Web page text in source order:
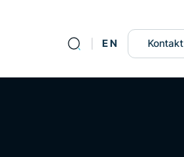
EN
Kontakt